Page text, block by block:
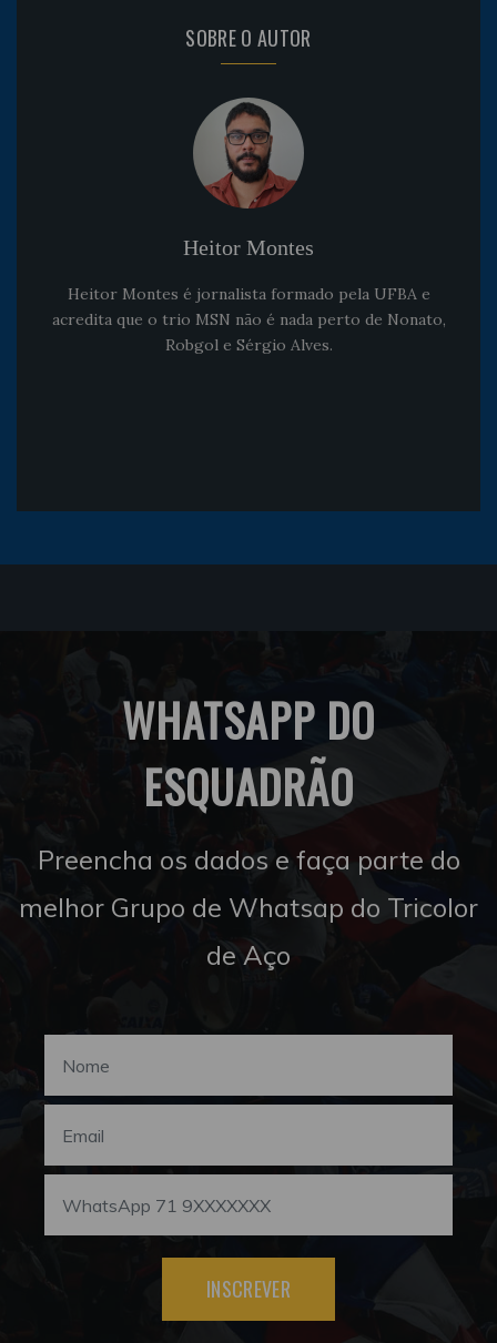
SOBRE O AUTOR
Heitor Montes
Heitor Montes é jornalista formado pela UFBA e
acredita que o trio MSN não é nada perto de Nonato,
Robgol e Sérgio Alves.
WHATSAPP DO
ESQUADRÃO
Preencha os dados e faça parte do
melhor Grupo de Whatsap do Tricolor
de Aço
INSCREVER